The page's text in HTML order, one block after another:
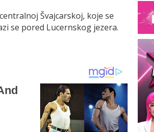
Švajcarskoj, koje se
se pored Lucernskog jezera.